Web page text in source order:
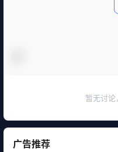
暂无讨论
广告推荐